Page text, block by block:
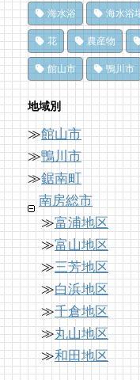
ドライ
楽部」
14
南房総
「と
13
夏のご
13
行こう
69
ドライ
楽部」
65
南房総
「と
59
冬でも
10,164
洗濯は
ンドリ
8,896
「房総
を回避
8,765
海水浴 海水浴
花 農産物
館山市 鴨川市
地域別
≫館山市
≫鴨川市
≫鋸南町
南房総市
≫富浦地区
≫富山地区
≫三芳地区
≫白浜地区
≫千倉地区
≫丸山地区
≫和田地区